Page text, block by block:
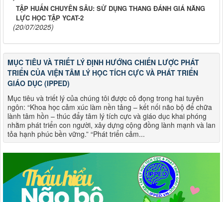
TẬP HUẤN CHUYÊN SÂU: SỬ DỤNG THANG ĐÁNH GIÁ NĂNG
LỰC HỌC TẬP YCAT-2
(20/07/2025)
MỤC TIÊU VÀ TRIẾT LÝ ĐỊNH HƯỚNG CHIẾN LƯỢC PHÁT
TRIỂN CỦA VIỆN TÂM LÝ HỌC TÍCH CỰC VÀ PHÁT TRIỂN
GIÁO DỤC (IPPED)
Mục tiêu và triết lý của chúng tôi được cô đọng trong hai tuyên
ngôn: “Khoa học cảm xúc làm nền tảng – kết nối não bộ để chữa
lành tâm hồn – thúc đẩy tâm lý tích cực và giáo dục khai phóng
nhằm phát triển con người, xây dựng cộng đồng lành mạnh và lan
tỏa hạnh phúc bền vững.” “Phát triển cảm...